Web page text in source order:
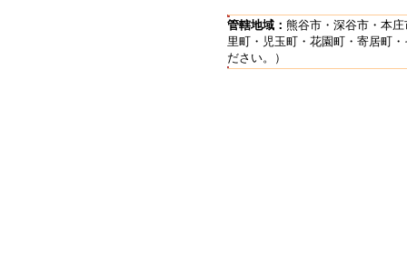
管轄地域： 熊谷市・深谷市・本
里町・児玉町・花園町・寄居町
ださい。）